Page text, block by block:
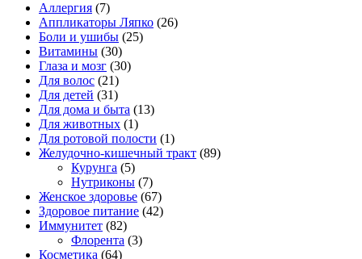
Аллергия (7)
Аппликаторы Ляпко (26)
Боли и ушибы (25)
Витамины (30)
Глаза и мозг (30)
Для волос (21)
Для детей (31)
Для дома и быта (13)
Для животных (1)
Для ротовой полости (1)
Желудочно-кишечный тракт (89)
Курунга (5)
Нутриконы (7)
Женское здоровье (67)
Здоровое питание (42)
Иммунитет (82)
Флорента (3)
Косметика (64)